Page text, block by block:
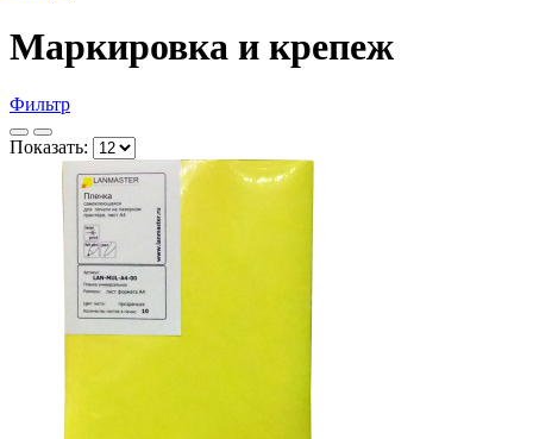
Маркировка и крепеж
Фильтр
Показать: